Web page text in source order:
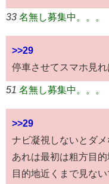
33 名無し募集中。。。
>>29
停車させてスマホ見れ
51 名無し募集中。。。
>>29
ナビ凝視しないとダ
あれは最初は粗方目
目的地近くまで見な